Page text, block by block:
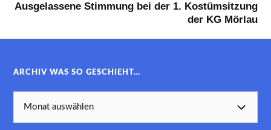
Ausgelassene Stimmung bei der 1. Kostümsitzung
der KG Mörlau
ARCHIV WAS SO GESCHIEHT…